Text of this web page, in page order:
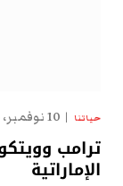
حياتنا 10 نوفمبر، 2025
ترامب
الإماراتية